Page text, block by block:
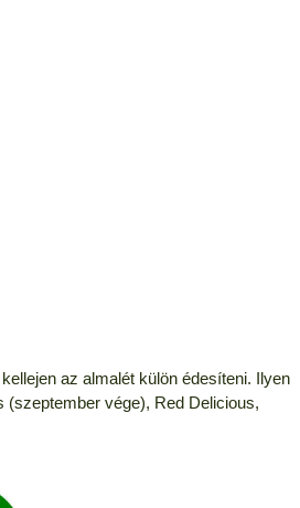
az almalét külön édesíteni. Ilyen
(szeptember vége), Red Delicious,